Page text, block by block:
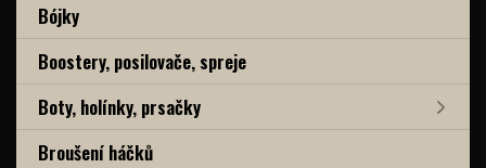
Bójky
Boostery, posilovače, spreje
Boty, holínky, prsačky
Broušení háčků